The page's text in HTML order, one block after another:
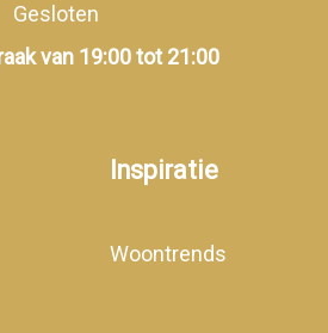
Gesloten
van 19:00 tot 21:00
Inspiratie
Woontrends